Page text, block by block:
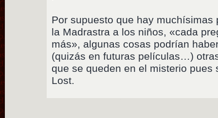
Por supuesto que hay muchísimas
la Madrastra a los niños, «cada
más», algunas cosas podrían
(quizás en futuras películas…)
que se queden en el misterio pues
Lost.